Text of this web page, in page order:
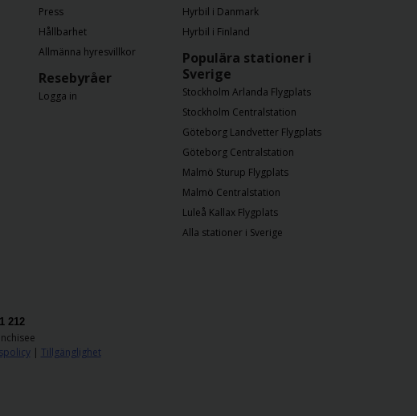
Press
Hållbarhet
Allmänna hyresvillkor
Resebyråer
Logga in
Hyrbil i Danmark
Hyrbil i Finland
Populära stationer i
Sverige
Stockholm Arlanda Flygplats
Stockholm Centralstation
Göteborg Landvetter Flygplats
Göteborg Centralstation
Malmö Sturup Flygplats
Malmö Centralstation
Luleå Kallax Flygplats
Alla stationer i Sverige
212
| Tillgänglighet